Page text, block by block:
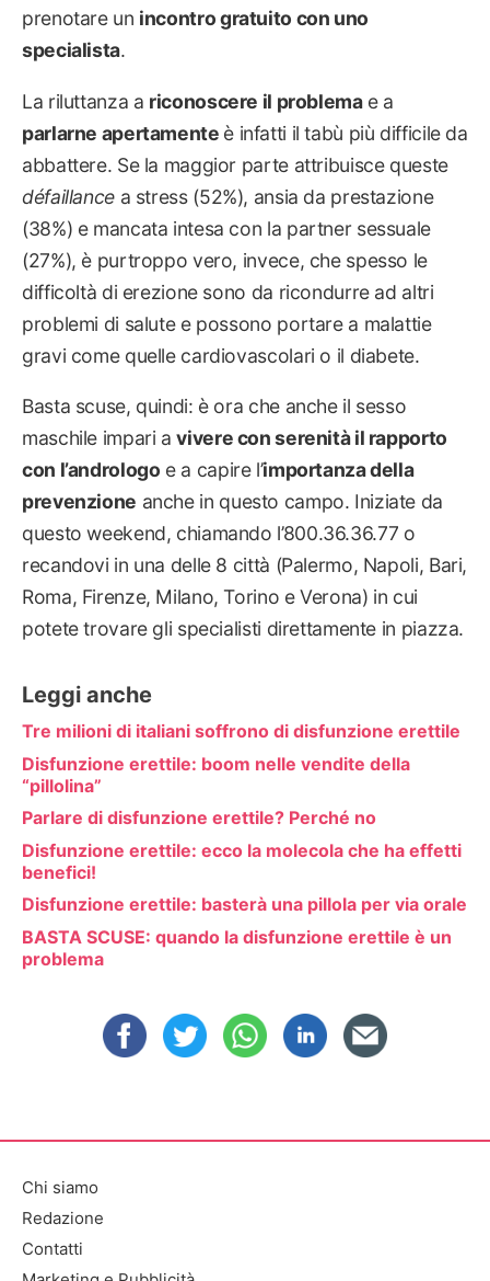
prenotare un incontro gratuito con uno
specialista.
La riluttanza a riconoscere il problemae a
parlarne apertamente è infatti il tabù più difficile da
abbattere. Se la maggior parte attribuisce queste
défaillance a stress (52%), ansia da prestazione
(38%) e mancata intesa con la partner sessuale
(27%), è purtroppo vero, invece, che spesso le
difficoltà di erezione sono da ricondurre ad altri
problemi di salute e possono portare a malattie
gravi come quelle cardiovascolari o il diabete.
Basta scuse, quindi: è ora che anche il sesso
maschile impari avivere con serenità il rapporto
con l’andrologo e a capire l’importanza della
prevenzione anche in questo campo. Iniziate da
questo weekend, chiamando l’800.36.36.77 o
recandovi in una delle 8 città (Palermo, Napoli, Bari,
Roma, Firenze, Milano, Torino e Verona) in cui
potete trovare gli specialisti direttamente in piazza.
Leggi anche
Tre milioni di italiani soffrono di disfunzione erettile
Disfunzione erettile: boom nelle vendite della
“pillolina”
Parlare di disfunzione erettile? Perché no
Disfunzione erettile: ecco la molecola che ha effetti
benefici!
Disfunzione erettile: basterà una pillola per via orale
BASTA SCUSE: quando la disfunzione erettile è un
problema
Chi siamo
Redazione
Contatti